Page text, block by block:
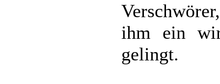
ihm ein
gelingt.